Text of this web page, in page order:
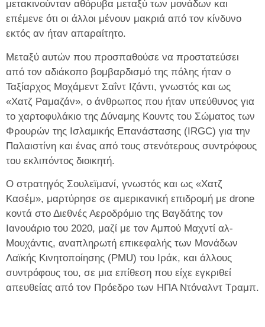
μετακινούνταν αθόρυβα μεταξύ των μονάδων και
επέμενε ότι οι άλλοι μένουν μακριά από τον κίνδυνο
εκτός αν ήταν απαραίτητο.
Μεταξύ αυτών που προσπαθούσε να προστατεύσει
από τον αδιάκοπο βομβαρδισμό της πόλης ήταν ο
Ταξίαρχος Μοχάμεντ Σαΐντ Ιζάντι, γνωστός και ως
«Χατζ Ραμαζάν», ο άνθρωπος που ήταν υπεύθυνος για
το χαρτοφυλάκιο της Δύναμης Κουντς του Σώματος των
Φρουρών της Ισλαμικής Επανάστασης (IRGC) για την
Παλαιστίνη και ένας από τους στενότερους συντρόφους
του εκλιπόντος διοικητή.
Ο στρατηγός Σουλεϊμανί, γνωστός και ως «Χατζ
Κασέμ», μαρτύρησε σε αμερικανική επιδρομή με drone
κοντά στο Διεθνές Αεροδρόμιο της Βαγδάτης τον
Ιανουάριο του 2020, μαζί με τον Αμπού Μαχντί αλ-
Μουχάντις, αναπληρωτή επικεφαλής των Μονάδων
Λαϊκής Κινητοποίησης (PMU) του Ιράκ, και άλλους
συντρόφους του, σε μια επίθεση που είχε εγκριθεί
απευθείας από τον Πρόεδρο των ΗΠΑ Ντόναλντ Τραμπ.